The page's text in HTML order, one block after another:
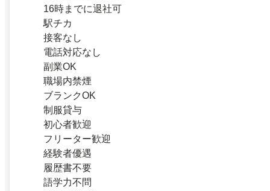
16時までに退社可
駅チカ
接客なし
電話対応なし
副業OK
職場内禁煙
ブランクOK
制服貸与
初心者歓迎
フリーター歓迎
経験者優遇
履歴書不要
語学力不問